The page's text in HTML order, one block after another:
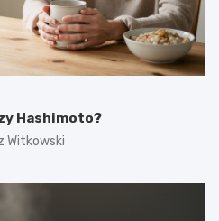
Hashimoto?
Witkowski